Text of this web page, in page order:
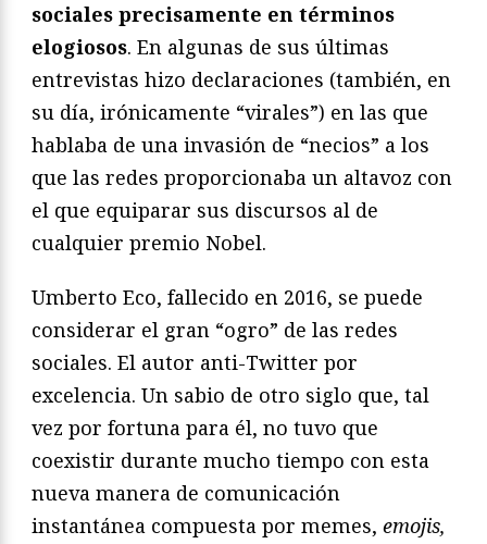
sociales precisamente en términos
elogiosos. En algunas de sus últimas
entrevistas hizo declaraciones (también, en
su día, irónicamente “virales”) en las que
hablaba de una invasión de “necios” a los
que las redes proporcionaba un altavoz con
el que equiparar sus discursos al de
cualquier premio Nobel.
Umberto Eco, fallecido en 2016, se puede
considerar el gran “ogro” de las redes
sociales. El autor anti-Twitter por
excelencia. Un sabio de otro siglo que, tal
vez por fortuna para él, no tuvo que
coexistir durante mucho tiempo con esta
nueva manera de comunicación
instantánea compuesta por memes, emojis,